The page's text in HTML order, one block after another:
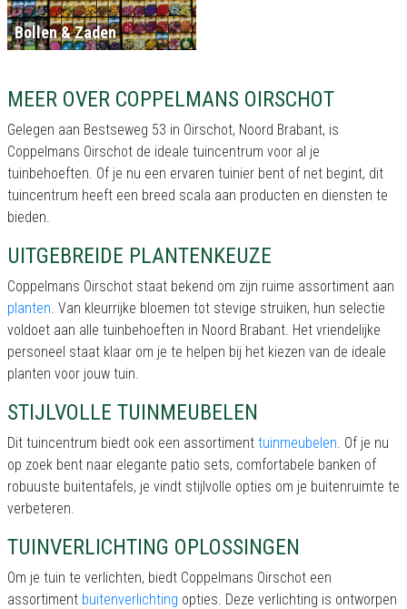
Bollen & Zaden
MEER OVER COPPELMANS OIRSCHOT
Gelegen aan Bestseweg 53 in Oirschot, Noord Brabant, is
Coppelmans Oirschot de ideale tuincentrum voor al je
tuinbehoeften. Of je nu een ervaren tuinier bent of net begint, dit
tuincentrum heeft een breed scala aan producten en diensten te
bieden.
UITGEBREIDE PLANTENKEUZE
Coppelmans Oirschot staat bekend om zijn ruime assortiment aan
planten. Van kleurrijke bloemen tot stevige struiken, hun selectie
voldoet aan alle tuinbehoeften in Noord Brabant. Het vriendelijke
personeel staat klaar om je te helpen bij het kiezen van de ideale
planten voor jouw tuin.
STIJLVOLLE TUINMEUBELEN
Dit tuincentrum biedt ook een assortiment tuinmeubelen. Of je nu
op zoek bent naar elegante patio sets, comfortabele banken of
robuuste buitentafels, je vindt stijlvolle opties om je buitenruimte te
verbeteren.
TUINVERLICHTING OPLOSSINGEN
Om je tuin te verlichten, biedt Coppelmans Oirschot een
assortiment buitenverlichting opties. Deze verlichting is ontworpen